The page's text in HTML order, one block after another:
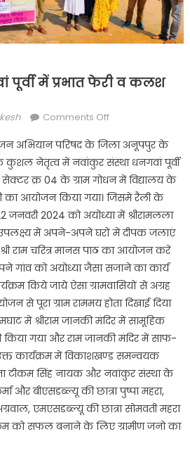
पूर्वी में प्रभात फेरी व कलश
Comments Offon
संस्था
धनगवां
पूर्वी
में
प्रभात
फेरी
व
कलश
यात्रा
संपन्न
जन अभियान परिषद के जिला अनूपपुर के
नेतृत्व में नवांकुर संस्था धनगवां पूर्वी
क्र 04 के ग्राम गोधन में विद्यालय के
का आयोजन किया गया। जिसमे रैली के
जनवरी 2024 को अयोध्या में श्रीरामलला
उपलक्ष्य में अपने-अपने घरों में दीपक जलाएं
राम चरित्र मानस पाठ का आयोजन करें
गांव को अयोध्या जैसा सजाने का कार्य
किये जाये ऐसा ग्रामवासियों से अग्रह
से पूरा ग्राम राममय होता दिखाई दिया
में श्रीराम जानकी मंदिर में सामूहिक
गया और राम जानकी मंदिर में साफ-
कार्यक्रम में विकाशखण्ड समन्वयक
टीकम सिंह नायक और नवांकुर संस्था के
और बीएसडब्ल्यू की छात्रा पुष्पा महरा,
एमएसडब्ल्यू की छात्रा सोमवती महरा
को सफल बनाने के लिए ग्रामीण जनो का